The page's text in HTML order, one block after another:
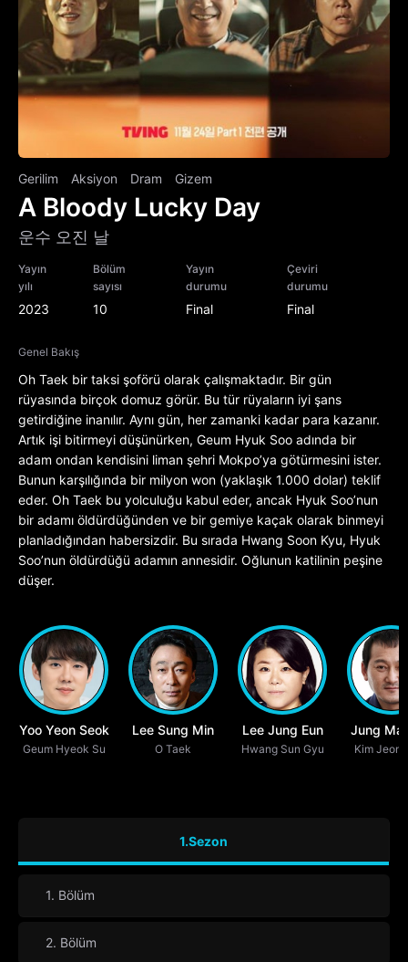
Gerilim Aksiyon Dram Gizem
A Bloody Lucky Day
운수 오진 날
Yayın
yılı
2023
Bölüm
sayısı
10
Yayın
durumu
Final
Çeviri
durumu
Final
Genel Bakış
Oh Taek bir taksi şoförü olarak çalışmaktadır. Bir gün
rüyasında birçok domuz görür. Bu tür rüyaların iyi şans
getirdiğine inanılır. Aynı gün, her zamanki kadar para kazanır.
Artık işi bitirmeyi düşünürken, Geum Hyuk Soo adında bir
adam ondan kendisini liman şehri Mokpo’ya götürmesini ister.
Bunun karşılığında bir milyon won (yaklaşık 1.000 dolar) teklif
eder. Oh Taek bu yolculuğu kabul eder, ancak Hyuk Soo’nun
bir adamı öldürdüğünden ve bir gemiye kaçak olarak binmeyi
planladığından habersizdir. Bu sırada Hwang Soon Kyu, Hyuk
Soo’nun öldürdüğü adamın annesidir. Oğlunun katilinin peşine
düşer.
Yoo Yeon Seok
Geum Hyeok Su
Lee Sung Min
O Taek
Lee Jung Eun
Hwang Sun Gyu
Jung
Kim
1.Sezon
1. Bölüm
2. Bölüm